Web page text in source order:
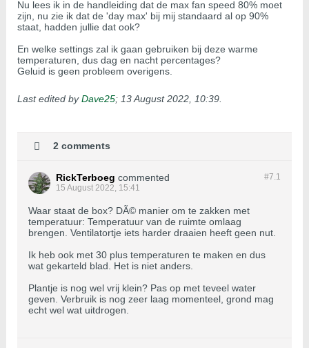
Nu lees ik in de handleiding dat de max fan speed 80% moet
zijn, nu zie ik dat de 'day max' bij mij standaard al op 90%
staat, hadden jullie dat ook?
En welke settings zal ik gaan gebruiken bij deze warme
temperaturen, dus dag en nacht percentages?
Geluid is geen probleem overigens.
Last edited byDave25; 13 August 2022, 10:39
2 comments
#7.1
RickTerboeg commented
15 August 2022, 15:41
Waar staat de box? DÃ© manier om te zakken met
temperatuur: Temperatuur van de ruimte omlaag
brengen. Ventilatortje iets harder draaien heeft geen nut.
Ik heb ook met 30 plus temperaturen te maken en dus
wat gekarteld blad. Het is niet anders.
Plantje is nog wel vrij klein? Pas op met teveel water
geven. Verbruik is nog zeer laag momenteel, grond mag
echt wel wat uitdrogen.